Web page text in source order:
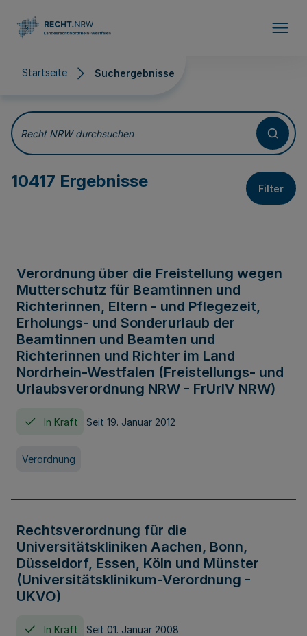
Startseite Suchergebnisse
Suchergebnisse
Recht NRW durchsuchen
10417 Ergebnisse Filter
Verordnung über die Freistellung wegen
Mutterschutz für Beamtinnen und
Richterinnen, Eltern - und Pflegezeit,
Erholungs- und Sonderurlaub der
Beamtinnen und Beamten und
Richterinnen und Richter im Land
Nordrhein-Westfalen (Freistellungs- und
Urlaubsverordnung NRW - FrUrlV NRW)
In Kraft Seit 19. Januar 2012
Verordnung
Rechtsverordnung für die
Universitätskliniken Aachen, Bonn,
Düsseldorf, Essen, Köln und Münster
(Universitätsklinikum-Verordnung -
UKVO)
In Kraft Seit 01. Januar 2008